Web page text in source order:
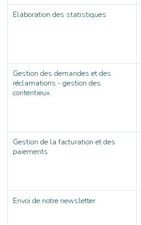
Elaboration des statistiques
Gestion des demandes et des
réclamations - gestion des
contentieux
Gestion de la facturation et des
paiements
Envoi de notre newsletter